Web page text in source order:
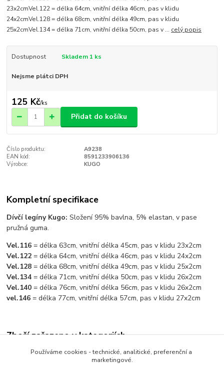
23x2cmVel.122 = délka 64cm, vnitřní délka 46cm, pas v klidu
24x2cmVel.128 = délka 68cm, vnitřní délka 49cm, pas v klidu
25x2cmVel.134 = délka 71cm, vnitřní délka 50cm, pas v ... celý popis
Dostupnost Skladem 1 ks
Nejsme plátci DPH
125 Kč/ks
Přidat do košíku
Číslo produktu:
A9238
EAN kód:
8591233906136
Výrobce:
KUGO
Kompletní specifikace
Dívčí legíny Kugo:Složení 95% bavlna, 5% elastan, v pase
pružná guma.
Vel.116= délka 63cm, vnitřní délka 45cm, pas v klidu 23x2cm
Vel.122 = délka 64cm, vnitřní délka 46cm, pas v klidu 24x2cm
Vel.128 = délka 68cm, vnitřní délka 49cm, pas v klidu 25x2cm
Vel.134= délka 71cm, vnitřní délka 50cm, pas v klidu 26x2cm
Vel.140 = délka 76cm, vnitřní délka 56cm, pas v klidu 26x2cm
vel.146= délka 77cm, vnitřní délka 57cm, pas v klidu 27x2cm
Zboží zařazeno v kategoriích
ZIMNÍ VÝPRODEJ OBLEČENÍ
Používáme cookies - technické, analitické, preferenční a
marketingové.